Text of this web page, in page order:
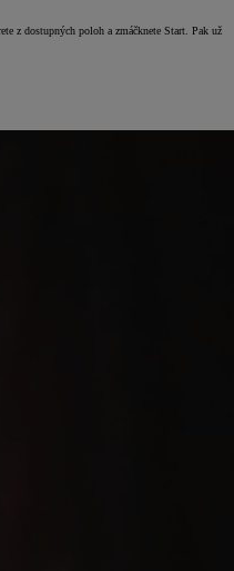
z dostupných poloh a zmáčknete Start. Pak už